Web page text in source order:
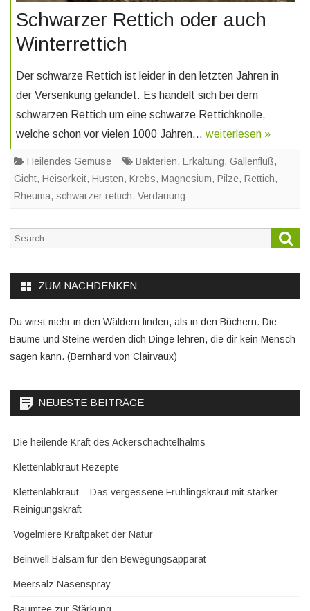
Schwarzer Rettich oder auch
Winterrettich
Der schwarze Rettich ist leider in den letzten Jahren in
der Versenkung gelandet. Es handelt sich bei dem
schwarzen Rettich um eine schwarze Rettichknolle,
welche schon vor vielen 1000 Jahren… weiterlesen »
Heilendes Gemüse Bakterien, Erkältung, Gallenfluß,
Gicht, Heiserkeit, Husten, Krebs, Magnesium, Pilze, Rettich,
Rheuma, schwarzer rettich, Verdauung
Search
ZUM NACHDENKEN
Du wirst mehr in den Wäldern finden, als in den Büchern. Die
Bäume und Steine werden dich Dinge lehren, die dir kein Mensch
sagen kann. (Bernhard von Clairvaux)
NEUESTE BEITRÄGE
Die heilende Kraft des Ackerschachtelhalms
Klettenlabkraut Rezepte
Klettenlabkraut – Das vergessene Frühlingskraut mit starker
Reinigungskraft
Vogelmiere Kraftpaket der Natur
Beinwell Balsam für den Bewegungsapparat
Meersalz Nasenspray
Baumtee zur Stärkung